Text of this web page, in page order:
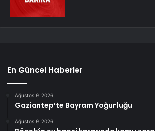
En Güncel Haberler
Ağustos 9, 2026
Gaziantep’te Bayram Yoğunluğu
Ağustos 9, 2026